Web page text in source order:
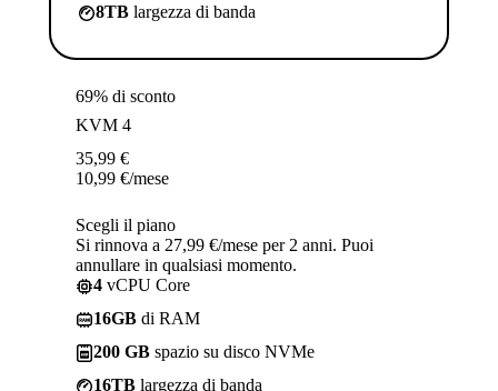
8TB largezza di banda
69% di sconto
KVM 4
35,99 €
10,99 €/mese
Scegli il piano
Si rinnova a 27,99 €/mese per 2 anni. Puoi
annullare in qualsiasi momento.
4 vCPU Core
16GB di RAM
200 GB spazio su disco NVMe
16TB largezza di banda